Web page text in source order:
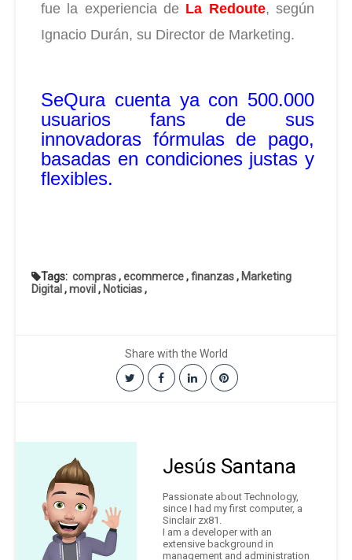
fue la experiencia de La Redoute, según
Ignacio Durán, su Director de Marketing.
SeQura cuenta ya con 500.000
usuarios fans de sus
innovadoras fórmulas de pago,
basadas en condiciones justas y
flexibles.
Tags: compras,ecommerce,finanzas, Marketing
Digital ,movil , Noticias,
Share with the World
Jesús Santana
Passionate about Technology,
since I had my first computer, a
Sinclair zx81.
I am a developer with an
extensive background in
management and administration